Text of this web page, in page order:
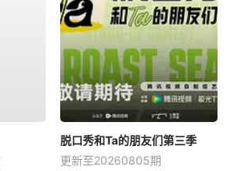
脱口秀和Ta的朋友们第三季
更新至20260805期